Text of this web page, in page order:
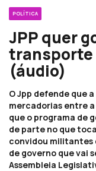
POLÍTICA
JPP quer
transporte
(áudio)
O Jpp defende que
mercadorias entre a
que o programa de
de parte no que
convidou militantes
de governo que vai
Assembleia